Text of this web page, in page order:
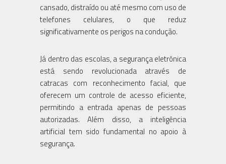
cansado, distraído ou até mesmo com uso de
telefones celulares, o que reduz
significativamente os perigos na condução.
Já dentro das escolas, a segurança eletrônica
está sendo revolucionada através de
catracas com reconhecimento facial, que
oferecem um controle de acesso eficiente,
permitindo a entrada apenas de pessoas
autorizadas. Além disso, a inteligência
artificial tem sido fundamental no apoio à
segurança.